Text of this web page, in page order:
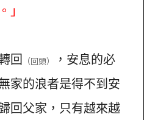
」
回 （回頭）
，安息的必
家的浪者是得不到安
回父家，只有越來越